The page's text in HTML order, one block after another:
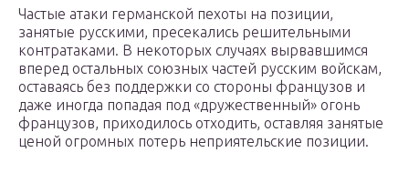
Частые атаки германской пехоты на позиции,
занятые русскими, пресекались решительными
контратаками. В некоторых случаях вырвавшимся
вперед остальных союзных частей русским войскам,
оставаясь без поддержки со стороны французов и
даже иногда попадая под «дружественный» огонь
французов, приходилось отходить, оставляя занятые
ценой огромных потерь неприятельские позиции.